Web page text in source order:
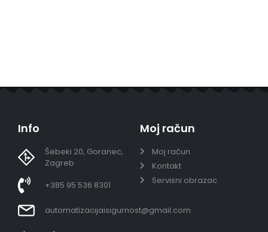
Info
Šebeki 20, Goranec,
Zagreb
+385 95 536 8301
automatizacijaisigurnost@gmail.com
Moj račun
Moj račun
Kontakt
Servisni obrazac